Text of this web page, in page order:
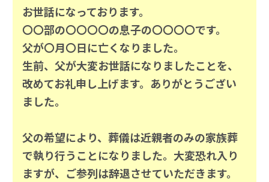
お世話になっております。
〇〇部の〇〇〇〇の息子の〇〇〇〇です。
父が〇月〇日に亡くなりました。
生前、父が大変お世話になりましたことを、
改めてお礼申し上げます。ありがとうござい
ました。
父の希望により、葬儀は近親者のみの家族葬
で執り行うことになりました。大変恐れ入り
ますが、ご参列は辞退させていただきます。